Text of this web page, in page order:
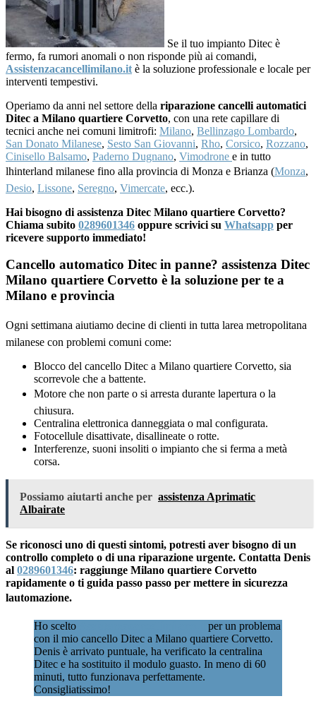
Se il tuo impianto Ditec è
fermo, fa rumori anomali o non risponde più ai comandi,
Assistenzacancellimilano.it è la soluzione professionale e locale per
interventi tempestivi.
Operiamo da anni nel settore della riparazione cancelli automatici
Ditec a Milano quartiere Corvetto, con una rete capillare di
tecnici anche nei comuni limitrofi: Milano, Bellinzago Lombardo,
San Donato Milanese, Sesto San Giovanni, Rho, Corsico, Rozzano,
Cinisello Balsamo, Paderno Dugnano, Vimodrone e in tutto
lhinterland milanese fino alla provincia di Monza e Brianza (Monza,
Desio, Lissone, Seregno, Vimercate, ecc.).
Hai bisogno di assistenza Ditec Milano quartiere Corvetto?
Chiama subito 0289601346 oppure scrivici su Whatsapp per
ricevere supporto immediato!
Cancello automatico Ditec in panne? assistenza Ditec
Milano quartiere Corvetto è la soluzione per te a
Milano e provincia
Ogni settimana aiutiamo decine di clienti in tutta larea metropolitana
milanese con problemi comuni come:
Blocco del cancello Ditec a Milano quartiere Corvetto, sia
scorrevole che a battente.
Motore che non parte o si arresta durante lapertura o la
chiusura.
Centralina elettronica danneggiata o mal configurata.
Fotocellule disattivate, disallineate o rotte.
Interferenze, suoni insoliti o impianto che si ferma a metà
corsa.
Possiamo aiutarti anche per assistenza Aprimatic
Albairate
Se riconosci uno di questi sintomi, potresti aver bisogno di un
controllo completo o di una riparazione urgente. Contatta Denis
al 0289601346: raggiunge Milano quartiere Corvetto
rapidamente o ti guida passo passo per mettere in sicurezza
lautomazione.
Ho scelto
per un problema
con il mio cancello Ditec a Milano quartiere Corvetto.
Denis è arrivato puntuale, ha verificato la centralina
Ditec e ha sostituito il modulo guasto. In meno di 60
minuti, tutto funzionava perfettamente.
Consigliatissimo!